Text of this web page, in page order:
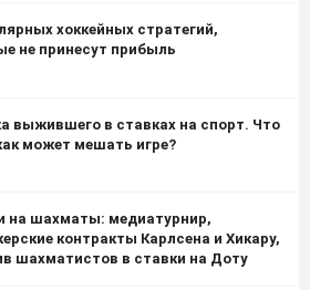
хоккейных стратегий,
не принесут прибыль
выжившего в ставках на спорт. Что
может мешать игре?
на шахматы: медиатурнир,
контракты Карлсена и Хикару,
шахматистов в ставки на Доту